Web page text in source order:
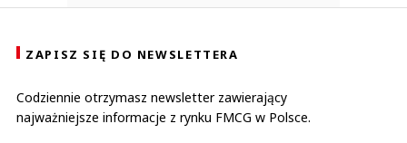
ZAPISZ SIĘ DO NEWSLETTERA
Codziennie otrzymasz newsletter zawierający
najważniejsze informacje z rynku FMCG w Polsce.